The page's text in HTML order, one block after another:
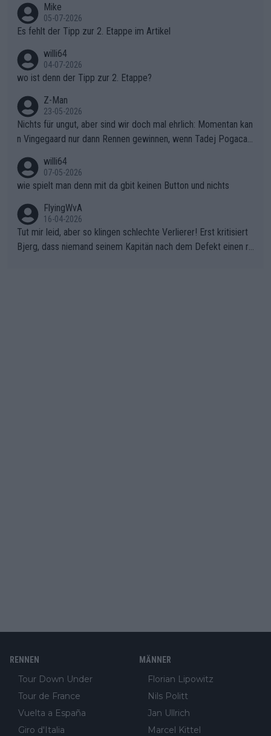
r die gehört nicht in dieses Medium!
Mike
05-07-2026
Es fehlt der Tipp zur 2. Etappe im Artikel
willi64
04-07-2026
wo ist denn der Tipp zur 2. Etappe?
Z-Man
23-05-2026
Nichts für ungut, aber sind wir doch mal ehrlich: Momentan kan
n Vingegaard nur dann Rennen gewinnen, wenn Tadej Pogacar
willi64
07-05-2026
wie spielt man denn mit da gbit keinen Button und nichts
FlyingWvA
16-04-2026
Tut mir leid, aber so klingen schlechte Verlierer! Erst kritisiert
Bjerg, dass niemand seinem Kapitän nach dem Defekt einen ro
RENNEN
Tour Down Under
Tour de France
Vuelta a España
Giro d'Italia
MÄNNER
Florian Lipowitz
Nils Politt
Jan Ullrich
Marcel Kittel